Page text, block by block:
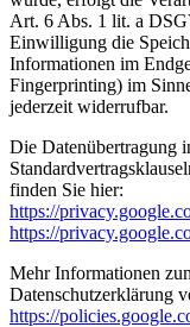
Art. 6 Abs. 1 lit. a
Einwilligung die
Informationen im
Fingerprinting) im
jederzeit widerrufbar.
Die Datenübertragung
finden Sie hier:
https://
https://
Mehr Informationen
Datenschutzerklärung
https://